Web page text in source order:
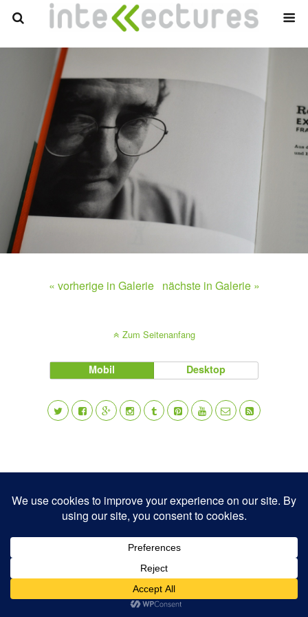
« vorherige in Galerie nächste in Galerie »
Zum Seitenanfang
Mobil Desktop